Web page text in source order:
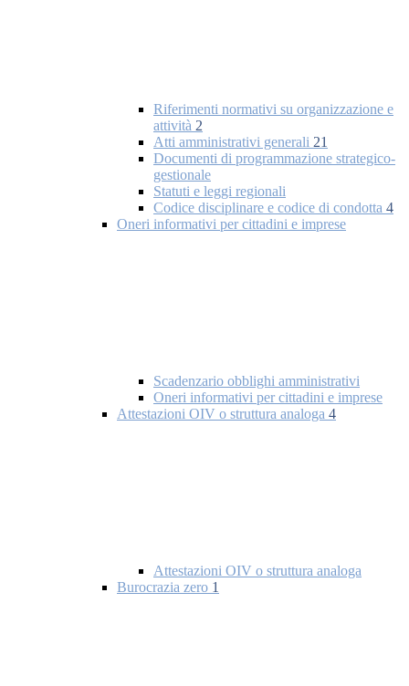
Riferimenti normativi su organizzazione e
attività 2
Atti amministrativi generali 21
Documenti di programmazione strategico-
gestionale
Statuti e leggi regionali
Codice disciplinare e codice di condotta 4
Oneri informativi per cittadini e imprese
Scadenzario obblighi amministrativi
Oneri informativi per cittadini e imprese
Attestazioni OIV o struttura analoga 4
Attestazioni OIV o struttura analoga
Burocrazia zero 1